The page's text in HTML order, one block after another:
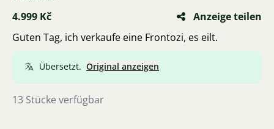
4.999 Kč
Anzeige teilen
Guten Tag, ich verkaufe eine Frontozi, es eilt.
Übersetzt. Original anzeigen
13 Stücke verfügbar